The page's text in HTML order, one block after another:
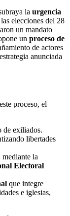
la urgencia
elecciones del 28
un mandato
un proceso de
de actores
anunciada
proceso, el
de exiliados.
libertades
mediante la
Electoral
que integre
e iglesias,